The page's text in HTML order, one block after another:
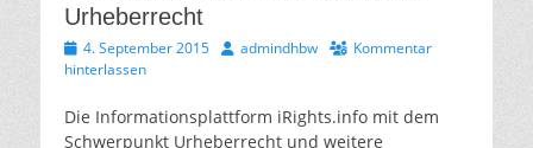
Urheberrecht
Veröffentlicht
am
4. September 2015 Autoradmindhbw
Kommentar
hinterlassen
Die Informationsplattform iRights.info mit dem
Schwerpunkt Urheberrecht und weitere